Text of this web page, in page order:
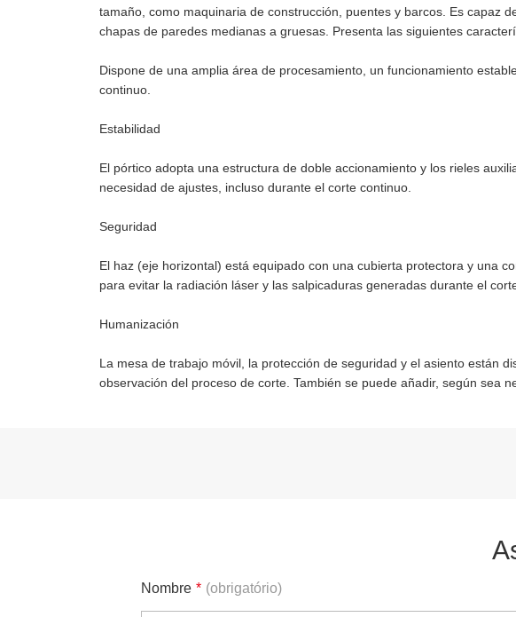
tamaño, como maquinaria de construcción, puentes y barcos. Es capaz
chapas de paredes medianas a gruesas. Presenta las siguientes
Dispone de una amplia área de procesamiento, un funcionamiento
continuo.
Estabilidad
El pórtico adopta una estructura de doble accionamiento y los rieles
necesidad de ajustes, incluso durante el corte continuo.
Seguridad
El haz (eje horizontal) está equipado con una cubierta protectora y una
para evitar la radiación láser y las salpicaduras generadas durante el
Humanización
La mesa de trabajo móvil, la protección de seguridad y el asiento están
observación del proceso de corte. También se puede añadir, según sea
Nombre * (obrigatório)